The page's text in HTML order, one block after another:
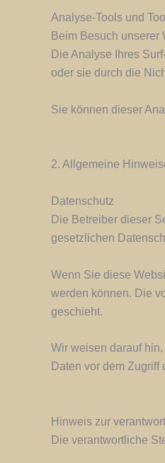
Analyse-Tools und
Beim Besuch unserer
Die Analyse Ihres
oder sie durch die
Sie können dieser
2. Allgemeine
Datenschutz
Die Betreiber dieser
gesetzlichen
Wenn Sie diese
werden können. Die
geschieht.
Wir weisen darauf
Daten vor dem Zugriff
Hinweis zur
Die verantwortliche